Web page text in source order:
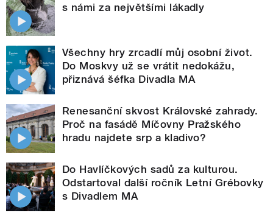
s námi za největšími lákadly
Všechny hry zrcadlí můj osobní život.
Do Moskvy už se vrátit nedokážu,
přiznává šéfka Divadla MA
Renesanční skvost Královské zahrady.
Proč na fasádě Míčovny Pražského
hradu najdete srp a kladivo?
Do Havlíčkových sadů za kulturou.
Odstartoval další ročník Letní Grébovky
s Divadlem MA